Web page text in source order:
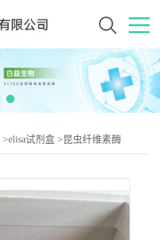
>elisa试剂盒 > 昆虫纤维素酶